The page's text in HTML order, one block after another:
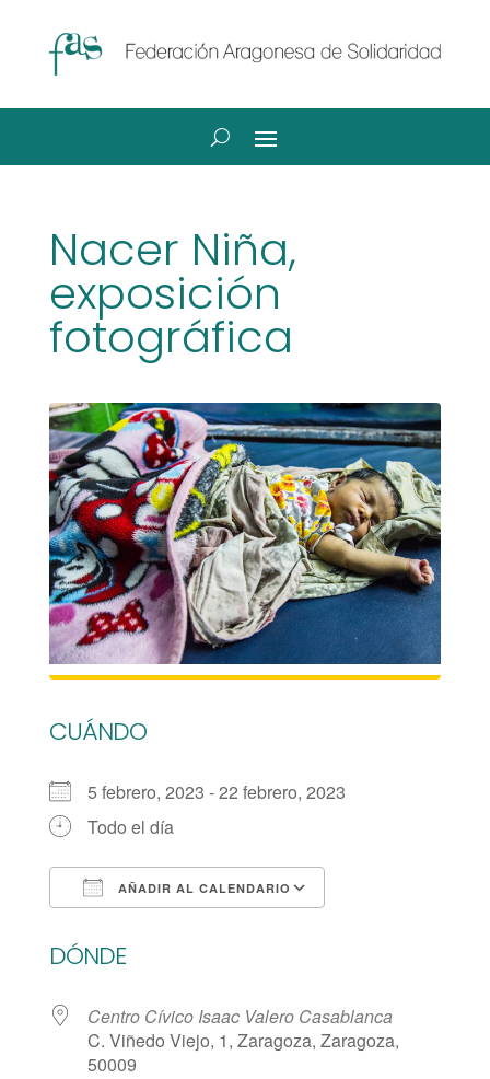
Nacer Niña,
exposición
fotográfica
CUÁNDO
5 febrero, 2023 - 22 febrero, 2023
Todo el día
AÑADIR AL CALENDARIO
DÓNDE
Centro Cívico Isaac Valero Casablanca
C. Viñedo Viejo, 1, Zaragoza, Zaragoza,
50009